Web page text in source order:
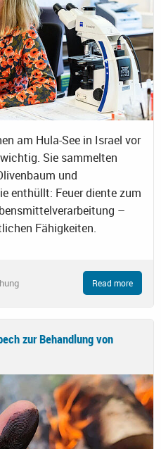
am Hula-See in Israel vor
Sie sammelten
und
enthüllt: Feuer diente zum
–
Fähigkeiten.
Read more
zur Behandlung von